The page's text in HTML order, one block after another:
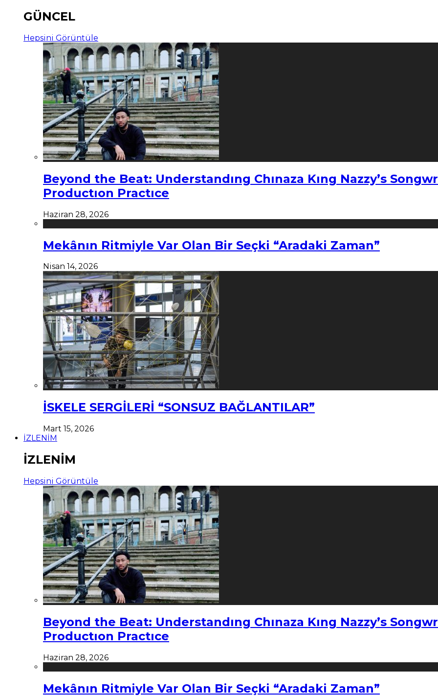
GÜNCEL
Hepsini Görüntüle
Beyond the Beat: Understandıng Chınaza Kıng Nazzy’s
Productıon Practıce
Haziran 28, 2026
Mekânın Ritmiyle Var Olan Bir Seçki “Aradaki Zaman”
Nisan 14, 2026
İSKELE SERGİLERİ “SONSUZ BAĞLANTILAR”
Mart 15, 2026
İZLENİM
İZLENİM
Hepsini Görüntüle
Beyond the Beat: Understandıng Chınaza Kıng Nazzy’s
Productıon Practıce
Haziran 28, 2026
Mekânın Ritmiyle Var Olan Bir Seçki “Aradaki Zaman”